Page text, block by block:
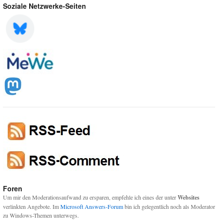
Soziale Netzwerke-Seiten
Foren
Um mir den Moderationsaufwand zu ersparen, empfehle ich eines der unterWebsites
verlinkten Angebote. ImMicrosoft Answers-Forumbin ich gelegentlich noch als Moderator
zu Windows-Themen unterwegs.